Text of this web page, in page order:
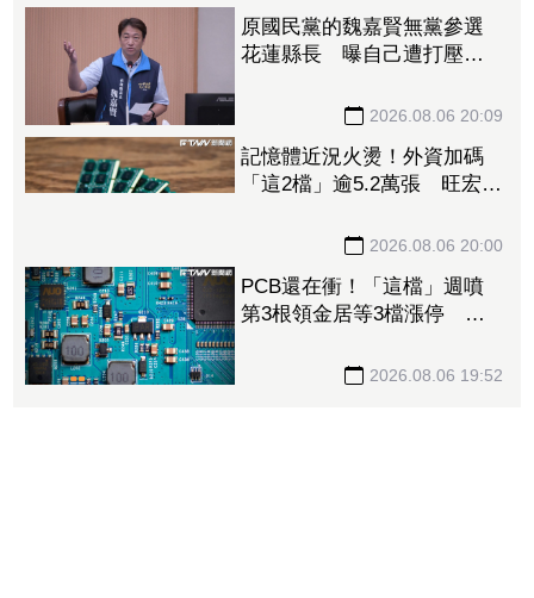
Q2獲利翻倍、EPS 0.72元！
宏碁創2022年Q2以來新高
2026.08.06 20:10
原國民黨的魏嘉賢無黨參選
花蓮縣長 曝自己遭打壓當
2026.08.06 20:09
記憶體近況火燙！外資加碼
「這2檔」逾5.2萬張 旺宏獲
2026.08.06 20:00